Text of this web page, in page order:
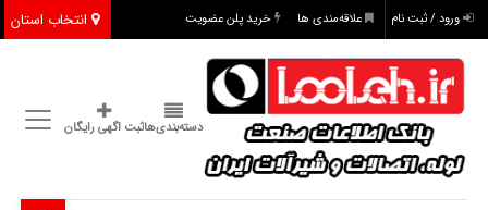
انتخاب استان ورود / ثبت نام علاقه‌مندی ها خرید پلن عضویت
دسته‌بندی‌هاثبت اگهی رایگان